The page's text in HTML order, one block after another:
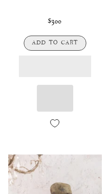
$300
ADD TO CART